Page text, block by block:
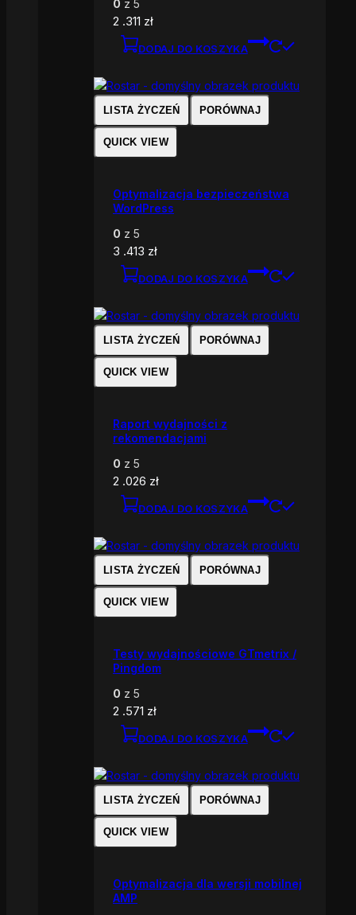
0 z 5
2 .311 zł
DODAJ DO KOSZYKA
LISTA ŻYCZEŃ PORÓWNAJ
QUICK VIEW
Optymalizacja bezpieczeństwa
WordPress
0 z 5
3 .413 zł
DODAJ DO KOSZYKA
LISTA ŻYCZEŃ PORÓWNAJ
QUICK VIEW
Raport wydajności z
rekomendacjami
0 z 5
2 .026 zł
DODAJ DO KOSZYKA
LISTA ŻYCZEŃ PORÓWNAJ
QUICK VIEW
Testy wydajnościowe GTmetrix /
Pingdom
0 z 5
2 .571 zł
DODAJ DO KOSZYKA
LISTA ŻYCZEŃ PORÓWNAJ
QUICK VIEW
Optymalizacja dla wersji mobilnej
AMP